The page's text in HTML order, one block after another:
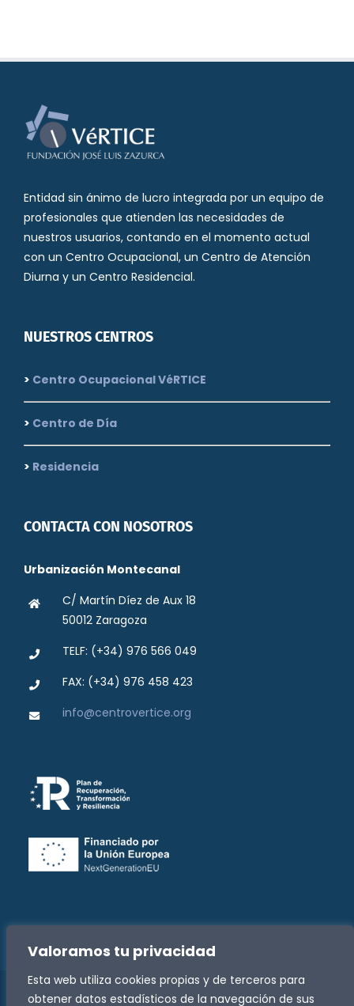
Valoramos tu privacidad
Esta web utiliza cookies propias y de terceros para
obtener datos estadísticos de la navegación de sus
Entidad sin ánimo de lucro integrada por un equipo de
profesionales que atienden las necesidades de
nuestros usuarios, contando en el momento actual
con un Centro Ocupacional, un Centro de Atención
Diurna y un Centro Residencial.
NUESTROS CENTROS
> Centro Ocupacional VéRTICE
> Centro de Día
> Residencia
CONTACTA CON NOSOTROS
Urbanización Montecanal
C/ Martín Díez de Aux 18
50012 Zaragoza
TELF: (+34) 976 566 049
FAX: (+34) 976 458 423
info@centrovertice.org
Copyright -2026 Fundación José Luis Zazurca | Todos